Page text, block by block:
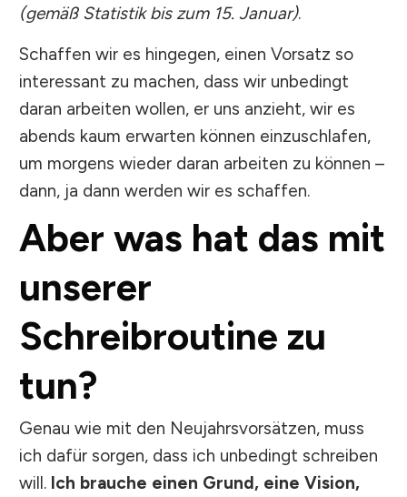
(gemäß Statistik bis zum 15. Januar).
Schaffen wir es hingegen, einen Vorsatz so
interessant zu machen, dass wir unbedingt
daran arbeiten wollen, er uns anzieht, wir es
abends kaum erwarten können einzuschlafen,
um morgens wieder daran arbeiten zu können –
dann, ja dann werden wir es schaffen.
Aber was hat das mit
unserer
Schreibroutine zu
tun?
Genau wie mit den Neujahrsvorsätzen, muss
ich dafür sorgen, dass ich unbedingt schreiben
will. Ich brauche einen Grund, eine Vision,